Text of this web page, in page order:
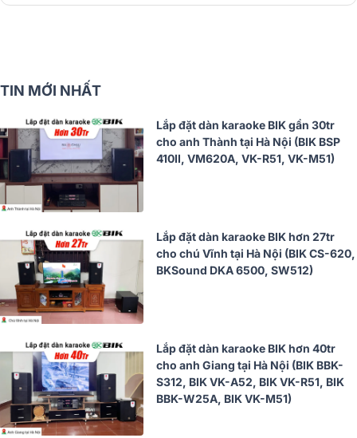
TIN MỚI NHẤT
Lắp đặt dàn karaoke BIK gần 30tr
cho anh Thành tại Hà Nội (BIK BSP
410II, VM620A, VK-R51, VK-M51)
Lắp đặt dàn karaoke BIK hơn 27tr
cho chú Vĩnh tại Hà Nội (BIK CS-620,
BKSound DKA 6500, SW512)
Lắp đặt dàn karaoke BIK hơn 40tr
cho anh Giang tại Hà Nội (BIK BBK-
S312, BIK VK-A52, BIK VK-R51, BIK
BBK-W25A, BIK VK-M51)